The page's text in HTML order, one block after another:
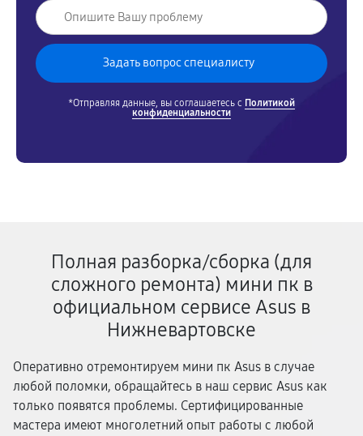
*Отправляя данные, вы соглашаетесь с Политикой
конфиденциальности
Полная разборка/сборка (для
сложного ремонта) мини пк в
официальном сервисе Asus в
Нижневартовске
Оперативно отремонтируем мини пк Asus в случае
любой поломки, обращайтесь в наш сервис Asus как
только появятся проблемы. Сертифицированные
мастера имеют многолетний опыт работы с любой